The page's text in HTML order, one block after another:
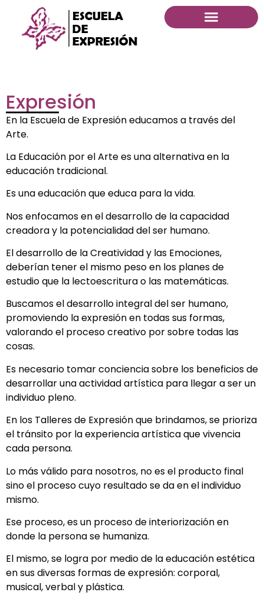
Expresión
En la Escuela de Expresión educamos a través del
Arte.
La Educación por el Arte es una alternativa en la
educación tradicional.
Es una educación que educa para la vida.
Nos enfocamos en el desarrollo de la capacidad
creadora y la potencialidad del ser humano.
El desarrollo de la Creatividad y las Emociones,
deberían tener el mismo peso en los planes de
estudio que la lectoescritura o las matemáticas.
Buscamos el desarrollo integral del ser humano,
promoviendo la expresión en todas sus formas,
valorando el proceso creativo por sobre todas las
cosas.
Es necesario tomar conciencia sobre los beneficios de
desarrollar una actividad artística para llegar a ser un
individuo pleno.
En los Talleres de Expresión que brindamos, se prioriza
el tránsito por la experiencia artística que vivencia
cada persona.
Lo más válido para nosotros, no es el producto final
sino el proceso cuyo resultado se da en el individuo
mismo.
Ese proceso, es un proceso de interiorización en
donde la persona se humaniza.
El mismo, se logra por medio de la educación estética
en sus diversas formas de expresión: corporal,
musical, verbal y plástica.